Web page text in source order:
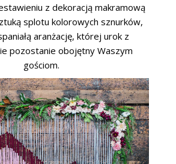
z dekoracją makramową
splotu kolorowych sznurków,
aranżację, której urok z
pozostanie obojętny Waszym
gościom.